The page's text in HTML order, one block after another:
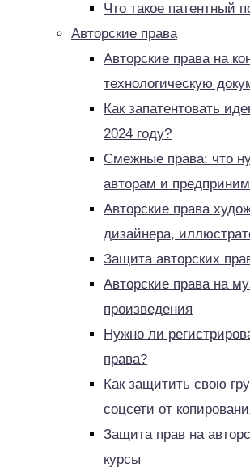
Что такое патентный
Авторские права
Авторские права на
технологическую
Как запатентовать
2024 году?
Смежные права: что
авторам и
Авторские права
дизайнера,
Защита авторских
Авторские права на
произведения
Нужно ли
права?
Как защитить свою
соцсети от
Защита прав на
курсы